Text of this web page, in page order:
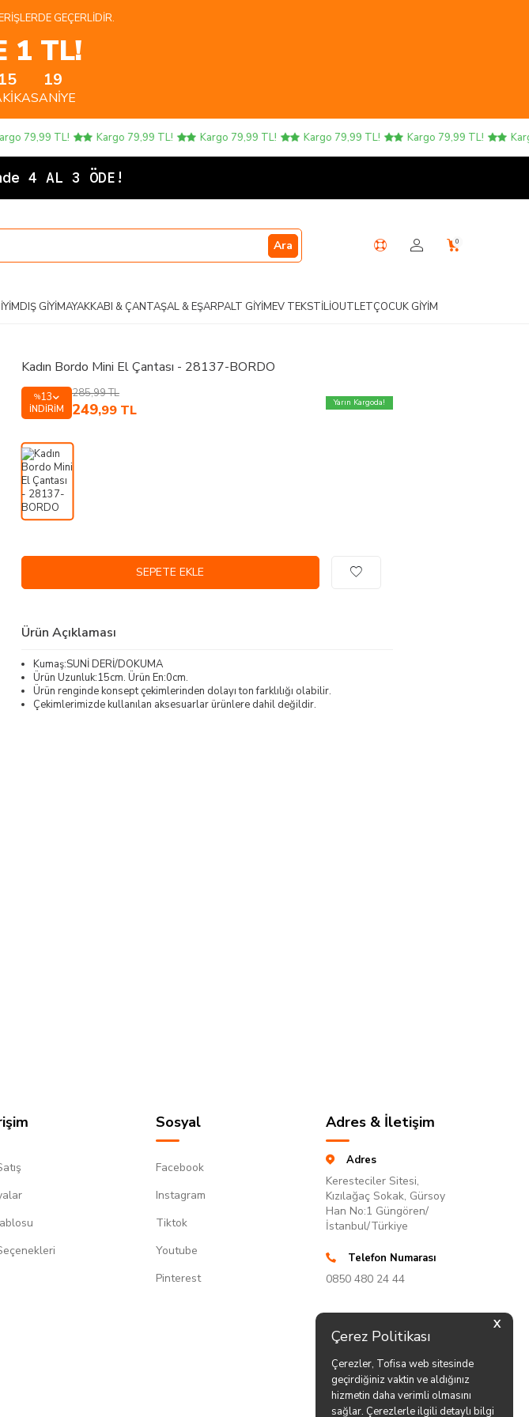
X
Çerez Politikası
Çerezler, Tofisa web sitesinde
geçirdiğiniz vaktin ve aldığınız
hizmetin daha verimli olmasını
sağlar. Çerezlerle ilgili detaylı bilgi
GEÇERLIDIR.
1 TL!
15 19
SANIYE
79,99 TL! Kargo 79,99 TL! Kargo 79,99 TL! Kargo 79,99 TL! Kargo 79,99 TL!
Ara 0
DIŞ GIYIMAYAKKABI & ÇANTAŞAL & EŞARPALT GIYIMEV TEKSTILIOUTLETÇOCUK GIYIM
Kadın Bordo Mini El Çantası - 28137-BORDO
%13
İNDIRIM
285,99TL
249,99 TL Yarın Kargoda!
SEPETE EKLE
Ürün Açıklaması
Kumaş:SUNİ DERİ/DOKUMA
Ürün Uzunluk:15cm. Ürün En:0cm.
Ürün renginde konsept çekimlerinden dolayı ton farklılığı olabilir.
Çekimlerimizde kullanılan aksesuarlar ürünlere dahil değildir.
Sosyal
Facebook
Instagram
Tiktok
Youtube
Pinterest
Adres & İletişim
Adres
Keresteciler Sitesi,
Kızılağaç Sokak, Gürsoy
Han No:1 Güngören/
İstanbul/Türkiye
Telefon Numarası
0850 480 24 44